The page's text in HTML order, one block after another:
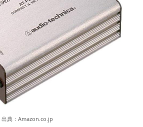
出典： Amazon.co.jp